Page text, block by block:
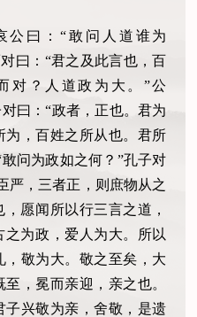
公曰：“敢问人道谁为
曰：“君之及此言也，百
对？人道政为大。”公
曰：“政者，正也。君为
为，百姓之所从也。君所
问为政如之何？”孔子对
严，三者正，则庶物从之
愿闻所以行三言之道，
之为政，爱人为大。所以
敬为大。敬之至矣，大
，冕而亲迎，亲之也。
子兴敬为亲，舍敬，是遗